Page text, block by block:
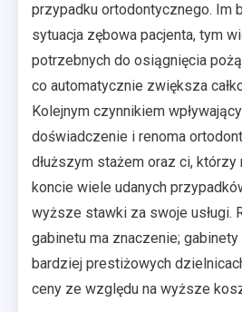
przypadku ortodontycznego. Im
sytuacja zębowa pacjenta, tym
potrzebnych do osiągnięcia
co automatycznie zwiększa
Kolejnym czynnikiem
doświadczenie i renoma
dłuższym stażem oraz ci, którzy
koncie wiele udanych
wyższe stawki za swoje usługi.
gabinetu ma znaczenie;
bardziej prestiżowych
ceny ze względu na wyższe